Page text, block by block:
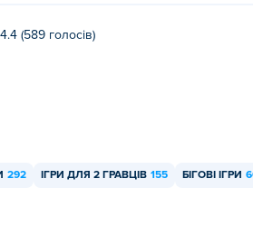
4.4 (589 голосів)
292 ІГРИ ДЛЯ 2 ГРАВЦІВ 155 БІГОВІ ІГРИ